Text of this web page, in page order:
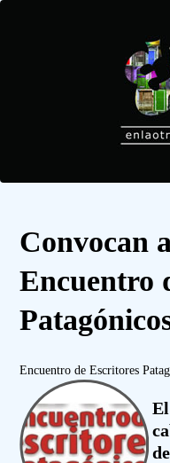
Convocan
Encuentro
Encuentro de Escritores